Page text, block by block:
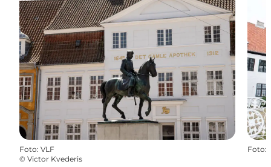
Foto: VLF
© Victor Kvederis
Foto: